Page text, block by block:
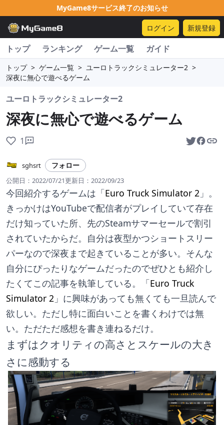
MyGame8サービス終了のお知らせ
ログイン 新規登録
トップ ランキング ゲーム一覧 ガイド
トップ > ゲーム一覧 > ユーロトラックシミュレーター2 >
深夜に無心で遊べるゲーム
ユーロトラックシミュレーター2
深夜に無心で遊べるゲーム
1
sghsrt フォロー
公開日： 2022/07/21更新日： 2022/09/23
今回紹介するゲームは「Euro Truck Simulator 2 」。
きっかけはYouTubeで配信者がプレイしていて存在
だけ知っていた所、先のSteamサマーセールで割引
されていたからだ。自分は夜型かつショートスリー
パーなので深夜まで起きていることが多い。そんな
自分にぴったりなゲームだったのでぜひとも紹介し
たくてこの記事を執筆している。「Euro Truck
Simulator 2 」に興味があっても無くても一旦読んで
欲しい。ただし特に面白いことを書くわけでは無
い。ただただ感想を書き連ねるだけ。
まずはクオリティの高さとスケールの大き
さに感動する